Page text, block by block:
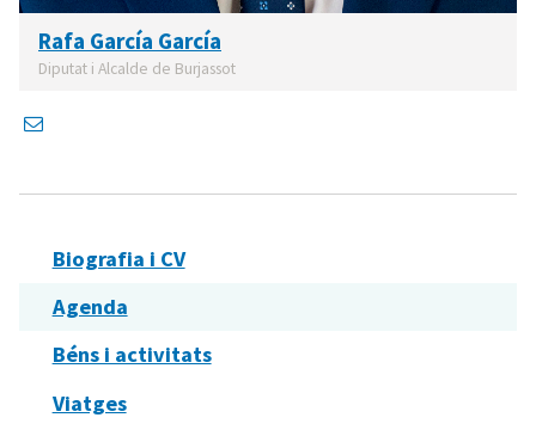
Rafa García García
Diputat i Alcalde de Burjassot
Biografia i CV
Agenda
Béns i activitats
Viatges